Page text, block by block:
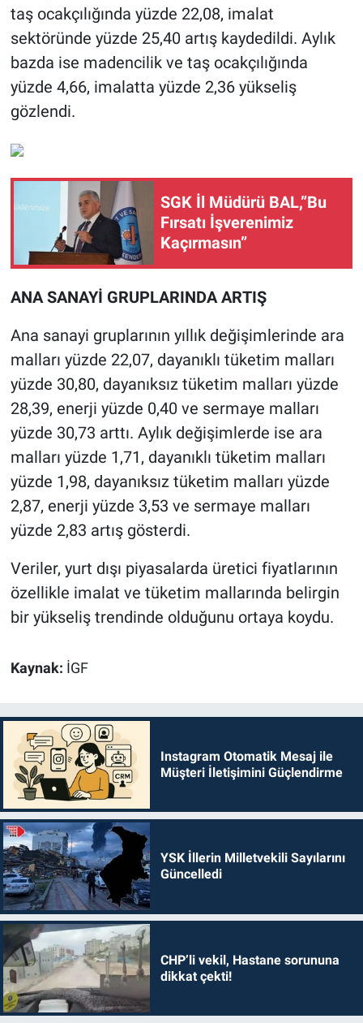
taş ocakçılığında yüzde 22,08, imalat
sektöründe yüzde 25,40 artış kaydedildi. Aylık
bazda ise madencilik ve taş ocakçılığında
yüzde 4,66, imalatta yüzde 2,36 yükseliş
gözlendi.
SGK İl Müdürü BAL,”Bu
Fırsatı İşverenimiz
Kaçırmasın”
ANA SANAYİ GRUPLARINDA ARTIŞ
Ana sanayi gruplarının yıllık değişimlerinde ara
malları yüzde 22,07, dayanıklı tüketim malları
yüzde 30,80, dayanıksız tüketim malları yüzde
28,39, enerji yüzde 0,40 ve sermaye malları
yüzde 30,73 arttı. Aylık değişimlerde ise ara
malları yüzde 1,71, dayanıklı tüketim malları
yüzde 1,98, dayanıksız tüketim malları yüzde
2,87, enerji yüzde 3,53 ve sermaye malları
yüzde 2,83 artış gösterdi.
Veriler, yurt dışı piyasalarda üretici fiyatlarının
özellikle imalat ve tüketim mallarında belirgin
bir yükseliş trendinde olduğunu ortaya koydu.
Kaynak: İGF
Instagram Otomatik Mesaj ile
Müşteri İletişimini Güçlendirme
YSK İllerin Milletvekili Sayılarını
Güncelledi
CHP’li vekil, Hastane sorununa
dikkat çekti!